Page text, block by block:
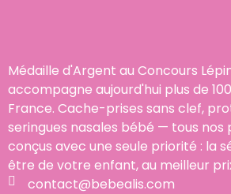
Médaille d'Argent au Concours
accompagne aujourd'hui plus de
France. Cache-prises sans clef,
seringues nasales bébé — tous nos
conçus avec une seule priorité : la
être de votre enfant, au meilleur
contact@bebealis.com